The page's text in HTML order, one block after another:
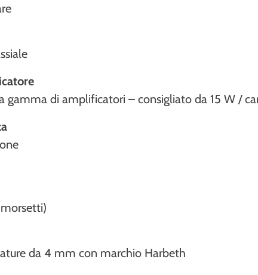
gamma di amplificatori – consigliato da 15 W /
da 4 mm con marchio Harbeth